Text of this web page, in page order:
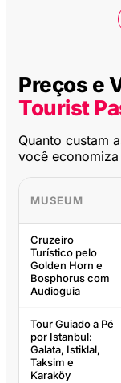
Preços e
Tourist
Quanto custam
você
MUSEUM
Cruzeiro
Turístico pelo
Golden Horn e
Bosphorus com
Audioguia
Tour Guiado a Pé
por Istanbul:
Galata, Istiklal,
Taksim e
Karaköy